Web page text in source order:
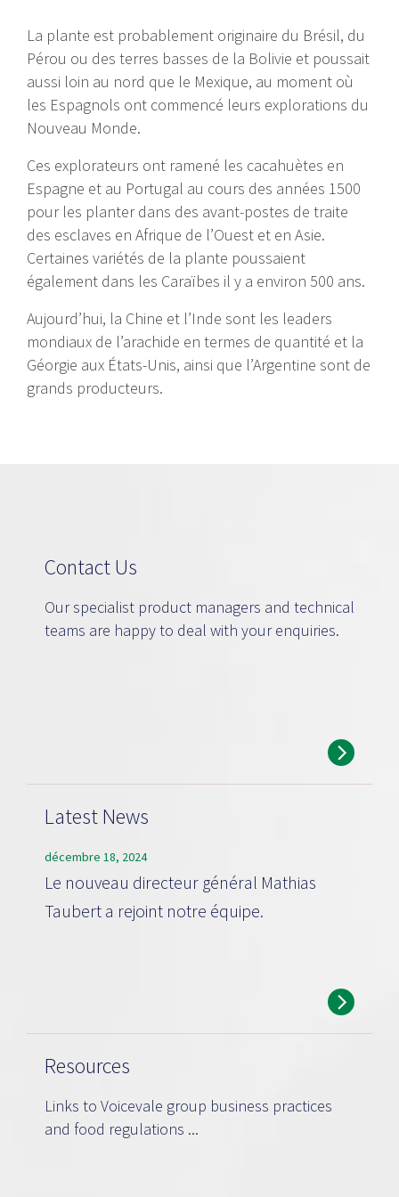
La plante est probablement originaire du Brésil, du
Pérou ou des terres basses de la Bolivie et poussait
aussi loin au nord que le Mexique, au moment où
les Espagnols ont commencé leurs explorations du
Nouveau Monde.
Ces explorateurs ont ramené les cacahuètes en
Espagne et au Portugal au cours des années 1500
pour les planter dans des avant-postes de traite
des esclaves en Afrique de l’Ouest et en Asie.
Certaines variétés de la plante poussaient
également dans les Caraïbes il y a environ 500 ans.
Aujourd’hui, la Chine et l’Inde sont les leaders
mondiaux de l’arachide en termes de quantité et la
Géorgie aux États-Unis, ainsi que l’Argentine sont de
grands producteurs.
Contact Us
Our specialist product managers and technical
teams are happy to deal with your enquiries.
Latest News
décembre 18, 2024
Le nouveau directeur général Mathias
Taubert a rejoint notre équipe.
Resources
Links to Voicevale group business practices
and food regulations ...